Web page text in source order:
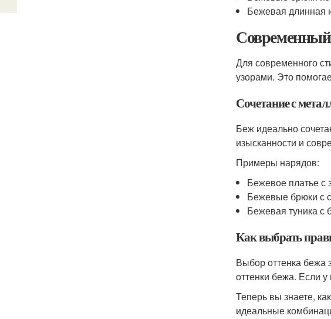
Бежевая длинная
Для современного
узорами. Это
Сочетание с
Беж идеально
изысканности и
Примеры нарядов:
Бежевое платье с
Бежевые брюки с
Бежевая туника с
Как выбрать
Выбор оттенка бежа
оттенки бежа. Если
Теперь вы знаете,
идеальные